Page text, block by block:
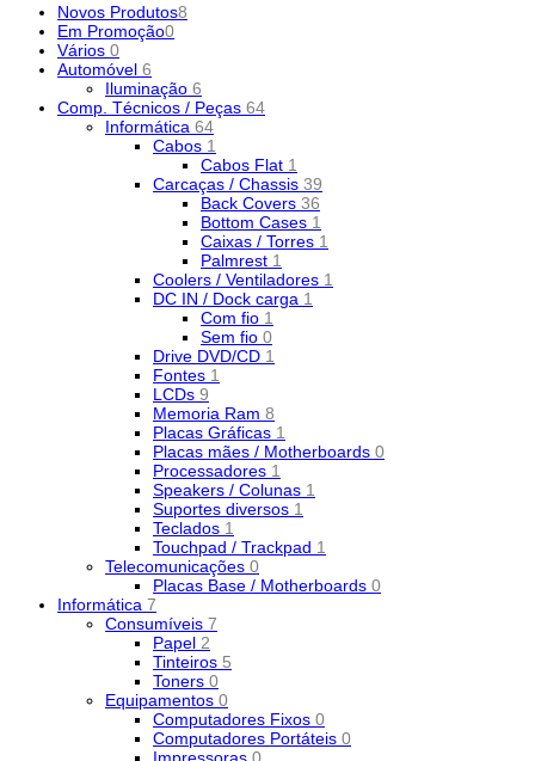
Novos Produtos8
Em Promoção0
Vários 0
Automóvel 6
Iluminação 6
Comp. Técnicos / Peças 64
Informática 64
Cabos 1
Cabos Flat 1
Carcaças / Chassis 39
Back Covers 36
Bottom Cases 1
Caixas / Torres 1
Palmrest 1
Coolers / Ventiladores 1
DC IN / Dock carga 1
Com fio 1
Sem fio 0
Drive DVD/CD 1
Fontes 1
LCDs 9
Memoria Ram 8
Placas Gráficas 1
Placas mães / Motherboards 0
Processadores 1
Speakers / Colunas 1
Suportes diversos 1
Teclados 1
Touchpad / Trackpad 1
Telecomunicações 0
Placas Base / Motherboards 0
Informática 7
Consumíveis 7
Papel 2
Tinteiros 5
Toners 0
Equipamentos 0
Computadores Fixos 0
Computadores Portáteis 0
Impressoras 0